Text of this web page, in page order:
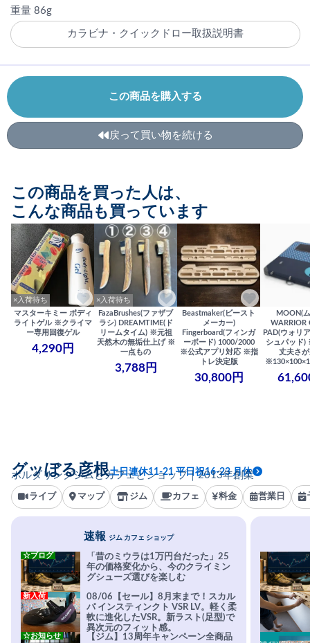
重量 86g
カラビナ・クイックドロー取扱説明書
この商品を購入する
戻って買い物を続ける
この商品を買った人は、
こんな商品も買っています
×入荷待ち
マスターキミー ボディ
ライトゲル ※クライマ
ー専用回復ゲル
4,290円
×入荷待ち
FazaBrushes(ファザブ
ラシ) DREAMTIME(ド
リームタイム) ※元祖
天然木の無垢仕上げ ※
一点もの
3,788円
Beastmaker(ビースト
メーカー)
Fingerboard(フィンガ
ーボード) 1000/2000
※公式アプリ対応 ※指
トレ決定版
30,800円
MOON(
WARRIOR
PAD(ウォリ
シュパッド)
丈夫さ
ボルダリングジムとカフェとショップ｜2013年創業
グッぼる彦根土日連休11-21 平日祝16-23 月休
ライブ マップ ジム カフェ 料金 営業日
速報 ジム カフェ ショップ
「昔のミウラは1万円台だった」25
年の価格変化から、今のクライミン
グシューズ選びを楽しむ
☆ブログ
08/06【セール】8月末まで！スカル
パ インスティンクト VSR LV。軽く柔
軟に進化したVSR。新ラスト(足型)で
異次元のフィット感。
新入荷
【ジム】13周年キャンペーン全商品
☆お知らせ